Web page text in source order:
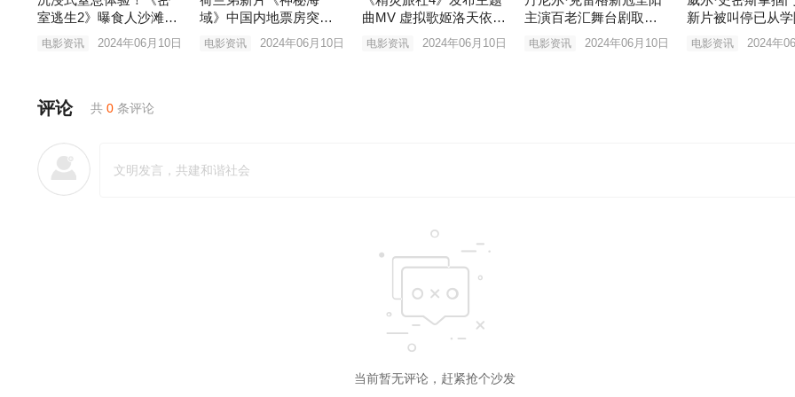
室逃生2》曝食人沙滩片
段
电影资讯 2024年06月10日
域》中国内地票房突破1
亿元
电影资讯 2024年06月10日
曲MV 虚拟歌姬洛天依献
唱
电影资讯 2024年06月10日
主演百老汇舞台剧取消
演出
电影资讯 2024年06月10日
新片被叫停已从学
职
电影资讯 2024年
评论 共 0 条评论
当前暂无评论，赶紧抢个沙发